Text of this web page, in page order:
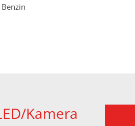
Benzin
Kamera